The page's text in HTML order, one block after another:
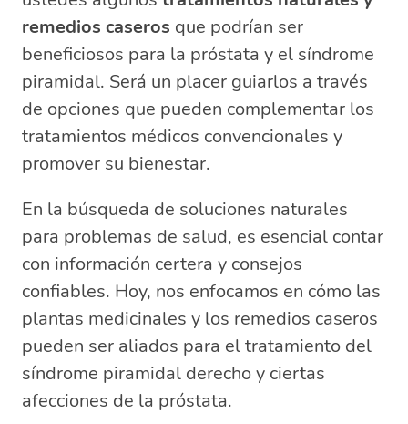
¿Cuáles son las manifestaciones clínicas
del síndrome piramidal?
¿Cómo se diagnostica el síndrome
piramidal?
remedios caseros que podrían ser
beneficiosos para la próstata y el síndrome
piramidal. Será un placer guiarlos a través
de opciones que pueden complementar los
tratamientos médicos convencionales y
promover su bienestar.
En la búsqueda de soluciones naturales
para problemas de salud, es esencial contar
con información certera y consejos
confiables. Hoy, nos enfocamos en cómo las
plantas medicinales y los remedios caseros
pueden ser aliados para el tratamiento del
síndrome piramidal derecho y ciertas
afecciones de la próstata.